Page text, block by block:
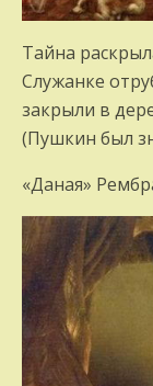
Тайна
Служанке
закрыли в
(Пушкин был
«Даная»